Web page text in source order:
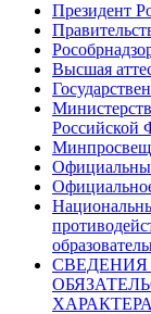
Президент
Высшая
Российской